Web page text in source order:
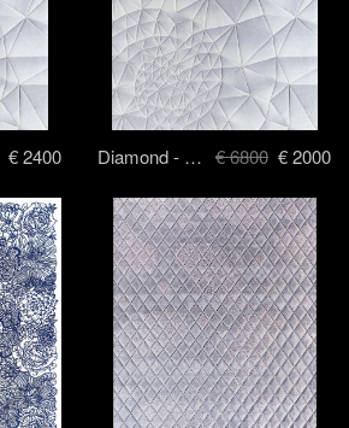
€ 2400 Diamond - 170 x 240 cm € 6800 € 2000